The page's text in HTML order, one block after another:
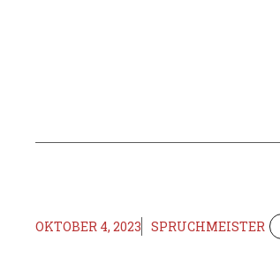
OKTOBER 4, 2023 SPRUCHMEISTER